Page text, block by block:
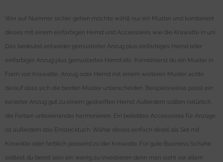
Wer auf Nummer sicher gehen möchte wählt nur ein Muster und kombiniert
dieses mit einem einfarbigen Hemd und Accessoires wie die Krawatte in uni.
Das bedeutet entweder gemusterter Anzug plus einfarbiges Hemd oder
einfarbiger Anzug plus gemustertes Hemd etc. Kombinierst du ein Muster in
Form von Krawatte, Anzug oder Hemd mit einem weiteren Muster achte
darauf dass sich die beiden Muster unterscheiden. Beispielsweise passt ein
karierter Anzug gut zu einem gestreiften Hemd. Außerdem sollten natürlich
die Farben untereinander harmonieren. Ein beliebtes Accessoires für Anzüge
ist außerdem das Einstecktuch. Wähle dieses einfach direkt als Set mit
Krawatte oder farblich passend zu der Krawatte. Für gute Business Schuhe
solltest du bereit sein ein wenig zu investieren denn man sieht vor allem